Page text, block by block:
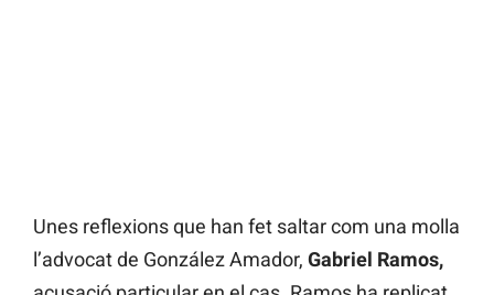
Unes reflexions que han fet saltar com una molla
l’advocat de González Amador, Gabriel Ramos,